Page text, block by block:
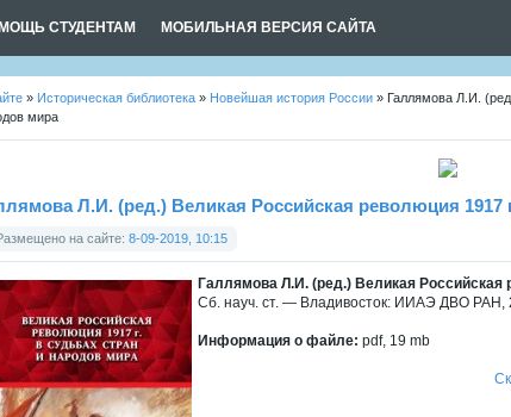
СТУДЕНТАМ МОБИЛЬНАЯ ВЕРСИЯ САЙТА
» Историческая библиотека » Новейшая история России » Галлямова Л.И.
мира
Л.И. (ред.) Великая Российская революция 1917
на сайте: 8-09-2019, 10:15
Галлямова Л.И. (ред.) Великая Российская
Сб. науч. ст. — Владивосток: ИИАЭ ДВО РАН,
Информация о файле: pdf, 19 mb